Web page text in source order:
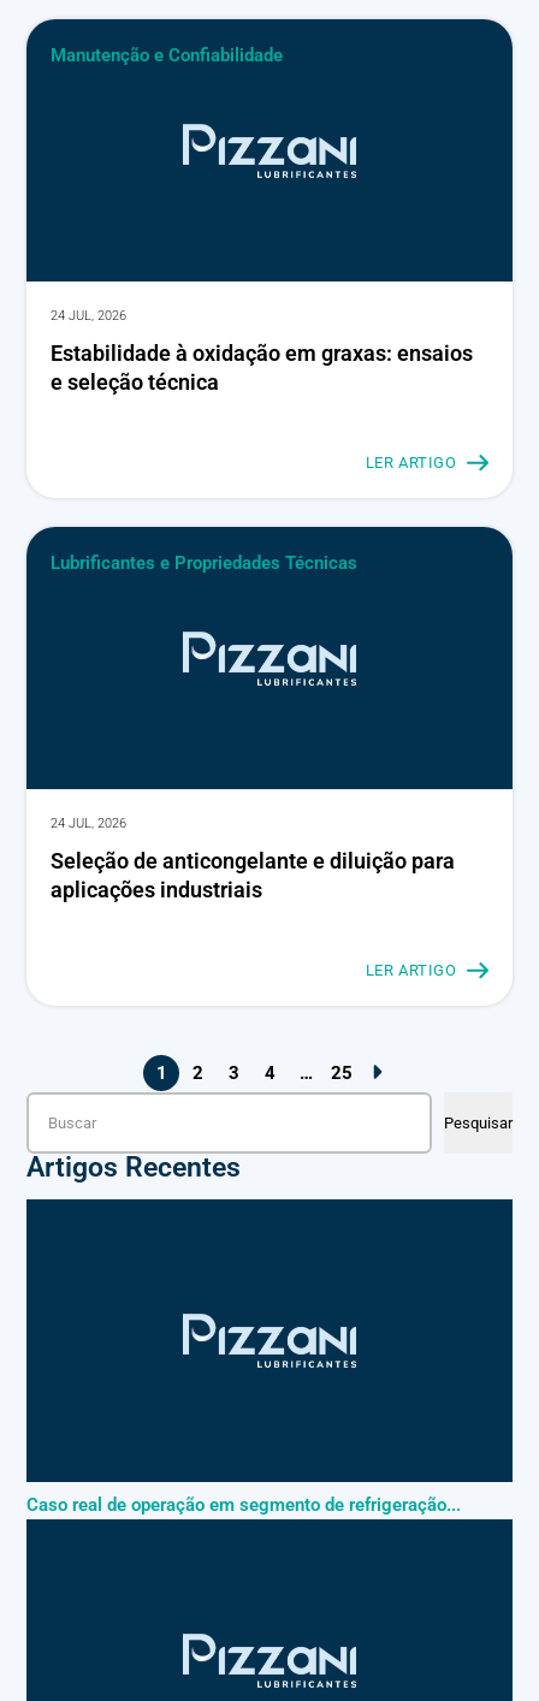
Manutenção e Confiabilidade
24 JUL, 2026
Estabilidade à oxidação em graxas: ensaios
e seleção técnica
LER ARTIGO
Lubrificantes e Propriedades Técnicas
24 JUL, 2026
Seleção de anticongelante e diluição para
aplicações industriais
LER ARTIGO
1 2 3 4 …
25
Pesquisar
Artigos Recentes
Caso real de operação em segmento de refrigeração...